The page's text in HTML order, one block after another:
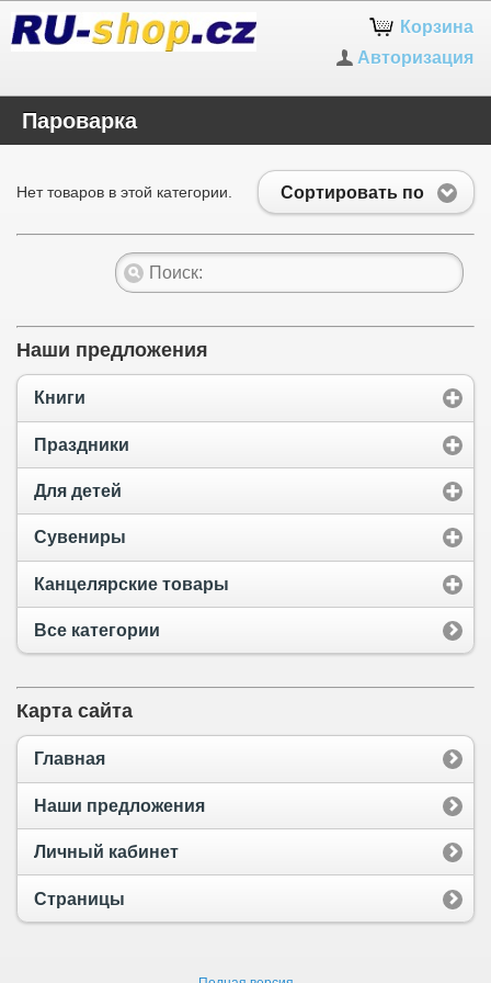
Корзина
Авторизация
Пароварка
Сортировать по
Нет товаров в этой категории.
Наши предложения
Книги
Праздники
Для детей
Сувениры
Канцелярские товары
Все категории
Карта сайта
Главная
Наши предложения
Личный кабинет
Страницы